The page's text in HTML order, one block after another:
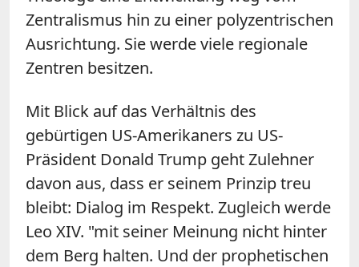
Zentralismus hin zu einer polyzentrischen
Ausrichtung. Sie werde viele regionale
Zentren besitzen.
Mit Blick auf das Verhältnis des
gebürtigen US-Amerikaners zu US-
Präsident Donald Trump geht Zulehner
davon aus, dass er seinem Prinzip treu
bleibt: Dialog im Respekt. Zugleich werde
Leo XIV. "mit seiner Meinung nicht hinter
dem Berg halten. Und der prophetischen